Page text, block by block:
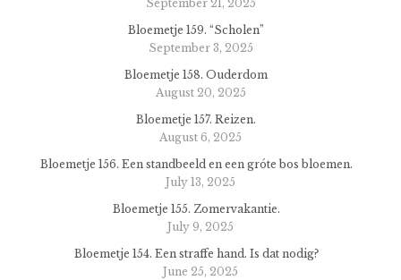
September 21, 2025
Bloemetje 159. “Scholen”
September 3, 2025
Bloemetje 158. Ouderdom
August 20, 2025
Bloemetje 157. Reizen.
August 6, 2025
Bloemetje 156. Een standbeeld en een gróte bos bloemen.
July 13, 2025
Bloemetje 155. Zomervakantie.
July 9, 2025
Bloemetje 154. Een straffe hand. Is dat nodig?
June 25, 2025